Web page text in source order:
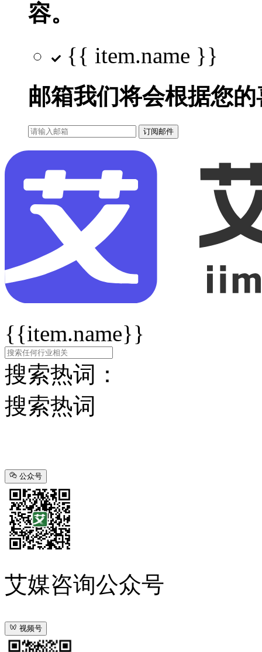
容。
{{ item.name }}
邮箱我们将会根据您
订阅邮件
{{item.name}}
搜索热词：
搜索热词
公众号
艾媒咨询公众号
视频号